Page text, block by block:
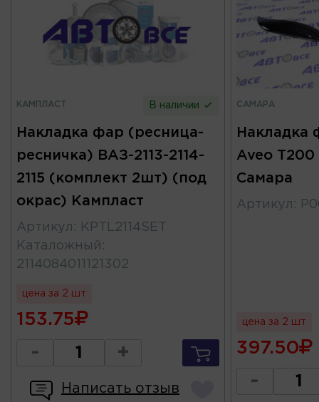
КАМПЛАСТ В наличии
Накладка фар (ресница-
ресничка) ВАЗ-2113-2114-
2115 (комплект 2шт) (под
окрас) Кампласт
Артикул :
KPTL2114SET
Каталожный :
2114084011121302
цена за 2 шт
153.75
- +
Написать отзыв
САМАРА
Накладка
Aveo
Самара
Артикул :
цена за 2 шт
397.50
-